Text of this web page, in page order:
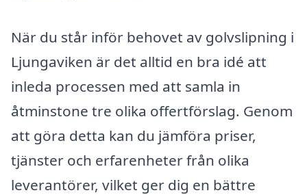
När du står inför behovet av golvslipning i
Ljungaviken är det alltid en bra idé att
inleda processen med att samla in
åtminstone tre olika offertförslag. Genom
att göra detta kan du jämföra priser,
tjänster och erfarenheter från olika
leverantörer, vilket ger dig en bättre